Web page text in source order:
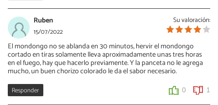
Su valoración:
Ruben
15/07/2022
El mondongo no se ablanda en 30 minutos, hervir el mondongo
cortado en tiras solamente lleva aproximadamente unas tres horas
en el fuego, hay que hacerlo previamente. Y la panceta no le agrega
mucho, un buen chorizo colorado le da el sabor necesario.
Responder 0 1